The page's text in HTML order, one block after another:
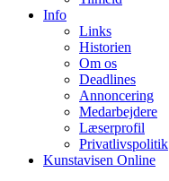
Info
Links
Historien
Om os
Deadlines
Annoncering
Medarbejdere
Læserprofil
Privatlivspolitik
Kunstavisen Online